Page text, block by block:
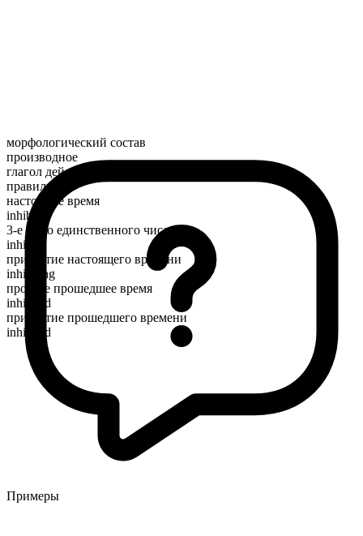
морфологический состав
производное
глагол действия
правильный
настоящее время
inhibit
3-е лицо единственного числа
inhibits
причастие настоящего времени
inhibiting
простое прошедшее время
inhibited
причастие прошедшего времени
inhibited
Примеры